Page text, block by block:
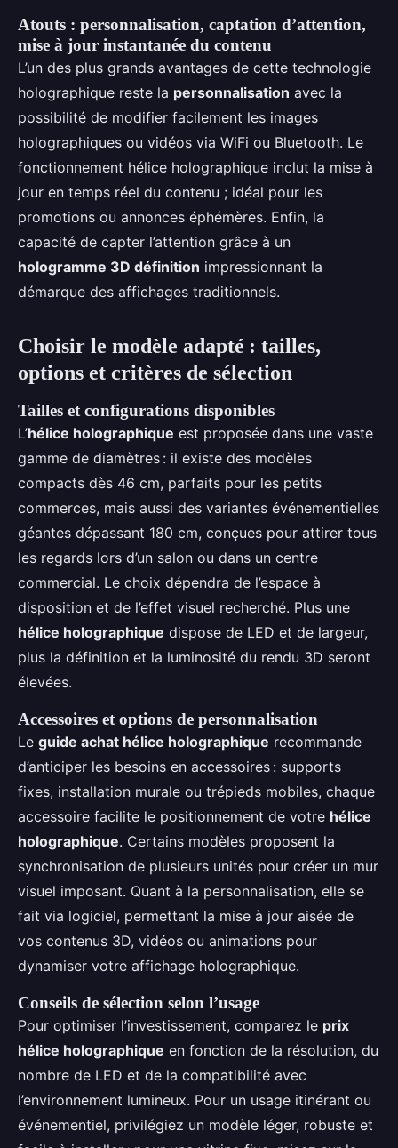
Atouts : personnalisation, captation d’attention,
mise à jour instantanée du contenu
L’un des plus grands avantages de cette technologie
holographique reste la personnalisation avec la
possibilité de modifier facilement les images
holographiques ou vidéos via WiFi ou Bluetooth. Le
fonctionnement hélice holographique inclut la mise à
jour en temps réel du contenu ; idéal pour les
promotions ou annonces éphémères. Enfin, la
capacité de capter l’attention grâce à un
hologramme 3D définition impressionnant la
démarque des affichages traditionnels.
Choisir le modèle adapté : tailles,
options et critères de sélection
Tailles et configurations disponibles
L’hélice holographique est proposée dans une vaste
gamme de diamètres : il existe des modèles
compacts dès 46 cm, parfaits pour les petits
commerces, mais aussi des variantes événementielles
géantes dépassant 180 cm, conçues pour attirer tous
les regards lors d’un salon ou dans un centre
commercial. Le choix dépendra de l’espace à
disposition et de l’effet visuel recherché. Plus une
hélice holographique dispose de LED et de largeur,
plus la définition et la luminosité du rendu 3D seront
élevées.
Accessoires et options de personnalisation
Le guide achat hélice holographique recommande
d’anticiper les besoins en accessoires : supports
fixes, installation murale ou trépieds mobiles, chaque
accessoire facilite le positionnement de votre hélice
holographique. Certains modèles proposent la
synchronisation de plusieurs unités pour créer un mur
visuel imposant. Quant à la personnalisation, elle se
fait via logiciel, permettant la mise à jour aisée de
vos contenus 3D, vidéos ou animations pour
dynamiser votre affichage holographique.
Conseils de sélection selon l’usage
Pour optimiser l’investissement, comparez le prix
hélice holographique en fonction de la résolution, du
nombre de LED et de la compatibilité avec
l’environnement lumineux. Pour un usage itinérant ou
événementiel, privilégiez un modèle léger, robuste et